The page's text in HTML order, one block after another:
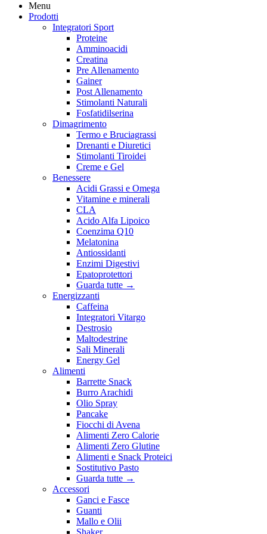
Menu
Prodotti
Integratori Sport
Proteine
Amminoacidi
Creatina
Pre Allenamento
Gainer
Post Allenamento
Stimolanti Naturali
Fosfatidilserina
Dimagrimento
Termo e Bruciagrassi
Drenanti e Diuretici
Stimolanti Tiroidei
Creme e Gel
Benessere
Acidi Grassi e Omega
Vitamine e minerali
CLA
Acido Alfa Lipoico
Coenzima Q10
Melatonina
Antiossidanti
Enzimi Digestivi
Epatoprotettori
Guarda tutte →
Energizzanti
Caffeina
Integratori Vitargo
Destrosio
Maltodestrine
Sali Minerali
Energy Gel
Alimenti
Barrette Snack
Burro Arachidi
Olio Spray
Pancake
Fiocchi di Avena
Alimenti Zero Calorie
Alimenti Zero Glutine
Alimenti e Snack Proteici
Sostitutivo Pasto
Guarda tutte →
Accessori
Ganci e Fasce
Guanti
Mallo e Olii
Shaker